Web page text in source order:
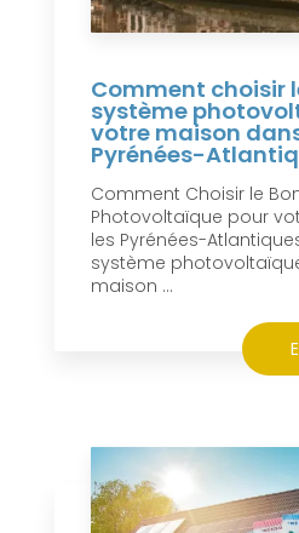
Comment choisir
système
votre maison
Pyrénées-
Comment Choisir le
Photovoltaïque pour
les Pyrénées-
système
maison ...